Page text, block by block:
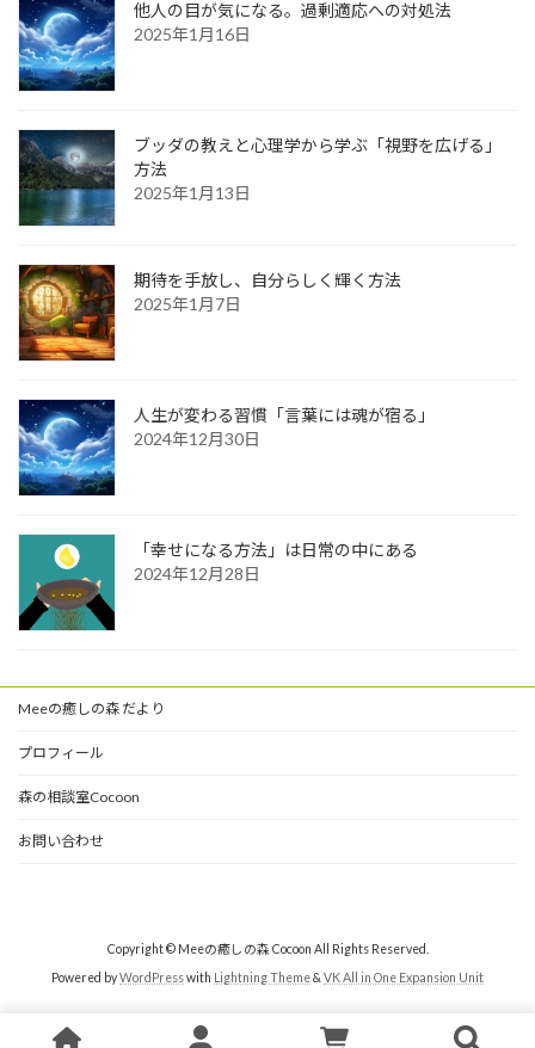
他人の目が気になる。過剰適応への対処法
2025年1月16日
ブッダの教えと心理学から学ぶ「視野を広げる」
方法
2025年1月13日
期待を手放し、自分らしく輝く方法
2025年1月7日
人生が変わる習慣「言葉には魂が宿る」
2024年12月30日
「幸せになる方法」は日常の中にある
2024年12月28日
Meeの癒しの森 だより
プロフィール
森の相談室Cocoon
お問い合わせ
Copyright © Meeの癒しの森 Cocoon All Rights Reserved.
Powered byWordPresswith Lightning Theme& VK All in One Expansion Unit